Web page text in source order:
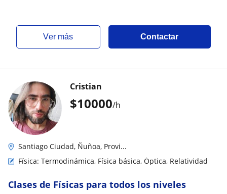
ver más Contactar
$10000/h
Cristian
Santiago Ciudad, Ñuñoa, Provi...
Física: Termodinámica, Física básica, Óptica, Relatividad
Clases de Físicas para todos los niveles